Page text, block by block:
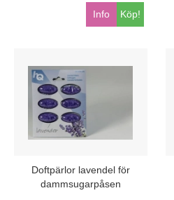
Köp!
Info
Doftpärlor lavendel för
dammsugarpåsen